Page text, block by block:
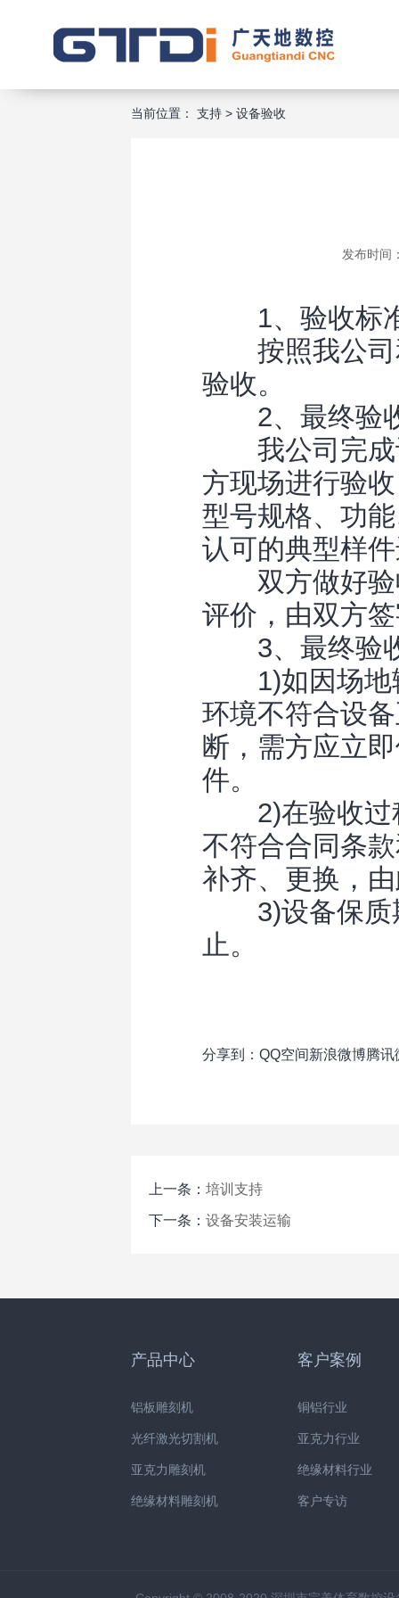
当前位置： 支持> 设备验收
发布时间
1、验收标
按照我公司
验收。
2、最终验
我公司完成
方现场进行验
型号规格、功
认可的典型样
双方做好验
评价，由双方
3、最终验
1)如因场地
环境不符合设
断，需方应立
件。
2)在验收过
不符合合同条
补齐、更换，
3)设备保质
止。
分享到： QQ空间新浪微博腾讯
上一条： 培训支持
下一条： 设备安装运输
产品中心
铝板雕刻机
光纤激光切割机
亚克力雕刻机
绝缘材料雕刻机
客户案例
铜铝行业
亚克力行业
绝缘材料行业
客户专访